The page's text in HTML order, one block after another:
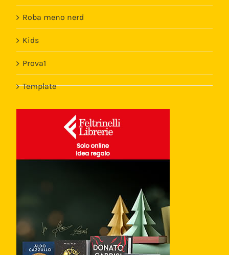
Roba meno nerd
Kids
Prova1
Template